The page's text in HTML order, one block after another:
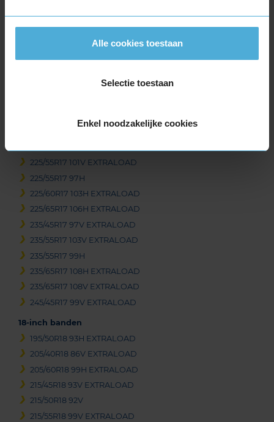
Alle cookies toestaan
Selectie toestaan
Enkel noodzakelijke cookies
225/55R17 101V EXTRALOAD
225/55R17 97H
225/60R17 103H EXTRALOAD
225/65R17 106H EXTRALOAD
235/45R17 97V EXTRALOAD
235/55R17 103V EXTRALOAD
235/55R17 99H
235/65R17 108H EXTRALOAD
235/65R17 108V EXTRALOAD
245/45R17 99V EXTRALOAD
18-inch banden
195/50R18 93H EXTRALOAD
205/40R18 86V EXTRALOAD
205/60R18 99H EXTRALOAD
215/45R18 93V EXTRALOAD
215/50R18 92V
215/55R18 99V EXTRALOAD